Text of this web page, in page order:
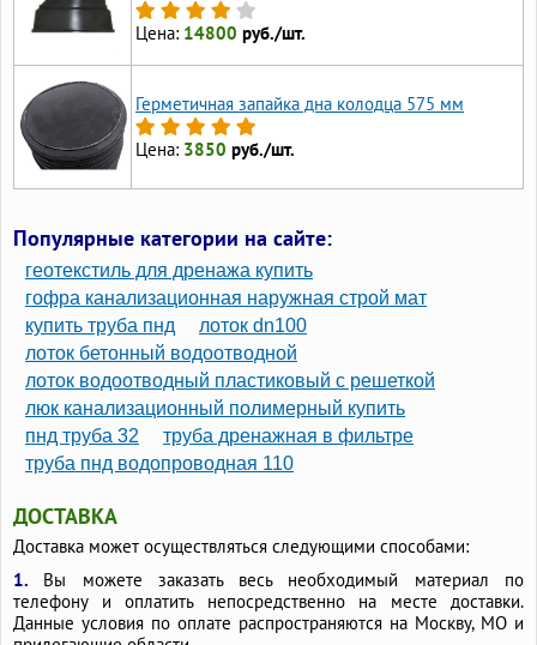
Цена: 14800 руб./шт.
Герметичная запайка дна колодца 575 мм
Цена: 3850 руб./шт.
Популярные категории на сайте:
геотекстиль для дренажа купить
гофра канализационная наружная строй мат
купить труба пнд
лоток dn100
лоток бетонный водоотводной
лоток водоотводный пластиковый с решеткой
люк канализационный полимерный купить
пнд труба 32
труба дренажная в фильтре
труба пнд водопроводная 110
ДОСТАВКА
Доставка может осуществляться следующими способами:
1. Вы можете заказать весь необходимый материал по
телефону и оплатить непосредственно на месте доставки.
Данные условия по оплате распространяются на Москву, МО и